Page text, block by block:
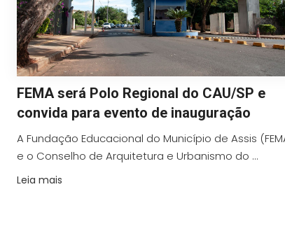
FEMA será Polo Regional do CAU/SP e
convida para evento de inauguração
A Fundação Educacional do Município de Assis
e o Conselho de Arquitetura e Urbanismo do ...
Leia mais